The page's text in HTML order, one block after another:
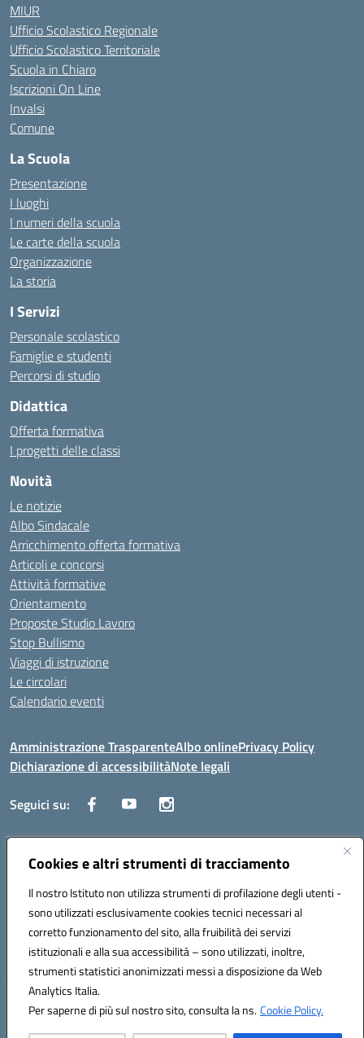
Cookies e altri strumenti di tracciamento
Il nostro Istituto non utilizza strumenti di profilazione degli utenti -
sono utilizzati esclusivamente cookies tecnici necessari al
corretto funzionamento del sito, alla fruibilità dei servizi
istituzionali e alla sua accessibilità – sono utilizzati, inoltre,
strumenti statistici anonimizzati messi a disposizione da Web
Analytics Italia.
Per saperne di più sul nostro sito, consulta la ns.Cookie Policy.
MIUR
Ufficio Scolastico Regionale
Ufficio Scolastico Territoriale
Scuola in Chiaro
Iscrizioni On Line
Invalsi
Comune
La Scuola
Presentazione
I luoghi
I numeri della scuola
Le carte della scuola
Organizzazione
La storia
I Servizi
Personale scolastico
Famiglie e studenti
Percorsi di studio
Didattica
Offerta formativa
I progetti delle classi
Novità
Le notizie
Albo Sindacale
Arricchimento offerta formativa
Articoli e concorsi
Attività formative
Orientamento
Proposte Studio Lavoro
Stop Bullismo
Viaggi di istruzione
Le circolari
Calendario eventi
Amministrazione TrasparenteAlbo onlinePrivacy Policy
Dichiarazione di accessibilitàNote legali
Seguici su:
Indirizzo:Corso Fornari, 1 - 70056 Molfetta
Posta elettronica certificata (PEC):BARH04000D@pec.istruzione.it
Codice fiscale: 93249230728
Codice meccanografico: BARH04000D
Hosting & Powered by 3D Solution S.r.l.
Concept & Design by Designers Italia